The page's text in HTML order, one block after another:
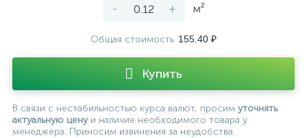
- + м²
Общая стоимость 155.40 ₽
Купить
В связи с нестабильностью курса валют, просим уточнять
актуальную ценуи наличие необходимого товара у
менеджера. Приносим извинения за неудобства.